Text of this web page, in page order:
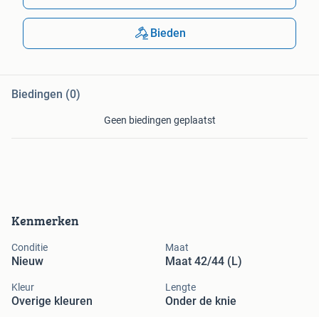
Kenmerken
Conditie
Nieuw
Maat
Maat 42/44 (L)
Kleur
Overige kleuren
Lengte
Onder de knie
Bieden
Biedingen (0)
Geen biedingen geplaatst